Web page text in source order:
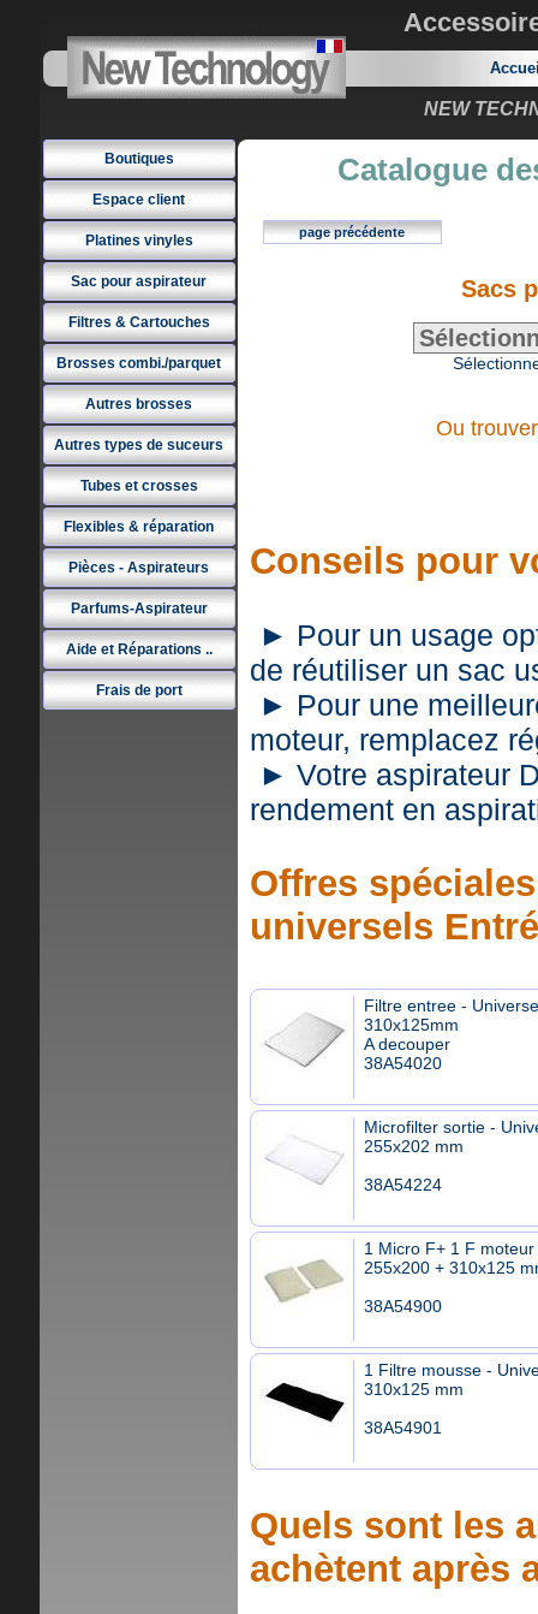
NEW
Boutiques
Espace client
Platines vinyles
Sac pour aspirateur
Filtres & Cartouches
Brosses combi./parquet
Autres brosses
Autres types de suceurs
Tubes et crosses
Flexibles & réparation
Pièces - Aspirateurs
Parfums-Aspirateur
Aide et Réparations ..
Frais de port
Catalogue
page précédente
Sacs
Ou
Conseils pour
► Pour un usage
de réutiliser un sac
► Pour une
moteur, remplacez
► Votre aspirateur
rendement en
Offres
universels
Filtre entree -
310x125mm
A decouper
38A54020
Microfilter sortie -
255x202 mm
38A54224
1 Micro F+ 1 F
255x200 + 310x125
38A54900
1 Filtre mousse -
310x125 mm
38A54901
Quels sont les
achètent après